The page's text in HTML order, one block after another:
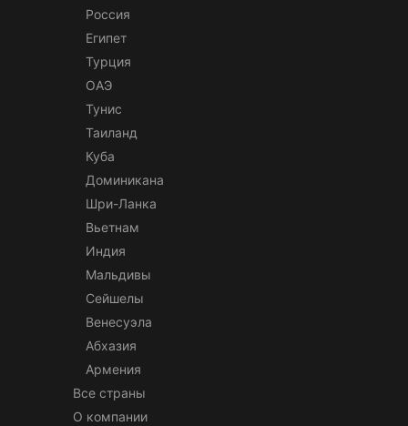
Россия
Египет
Турция
ОАЭ
Тунис
Таиланд
Куба
Доминикана
Шри-Ланка
Вьетнам
Индия
Мальдивы
Сейшелы
Венесуэла
Абхазия
Армения
Все страны
О компании